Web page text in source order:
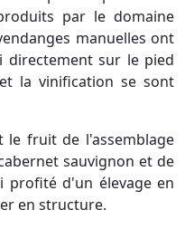
par le domaine
manuelles ont
sur le pied
la vinification se sont
fruit de l'assemblage
sauvignon et de
profité d'un élevage en
en structure.